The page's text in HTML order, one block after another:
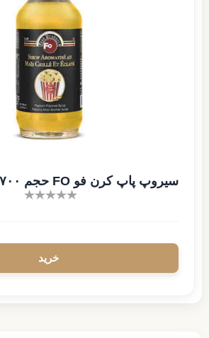
سیروپ پاپ کرن فو FO حجم ۷۰۰ میل